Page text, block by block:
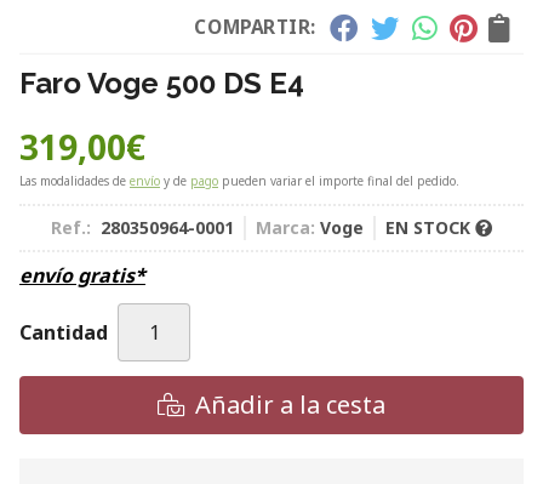
COMPARTIR:
Faro Voge 500 DS E4
319,00€
Las modalidades de envío y de pago pueden variar el importe final del pedido.
Ref.: 280350964-0001 Marca: Voge EN STOCK
envío gratis*
Cantidad
Añadir a la cesta